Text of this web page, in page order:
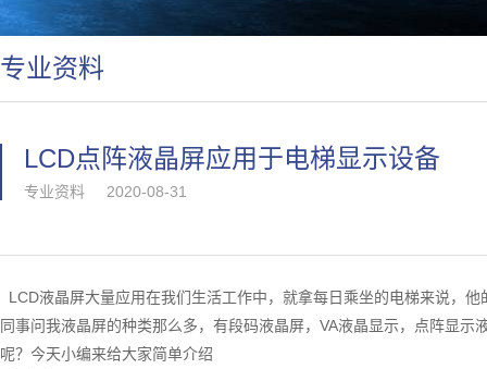
专业资料
LCD点阵液晶屏应用于电梯显示设备
专业资料 2020-08-31
LCD液晶屏大量应用在我们生活工作中，就拿每日乘坐的电梯来说，
同事问我液晶屏的种类那么多，有段码液晶屏，VA液晶显示，点阵显
呢？今天小编来给大家简单介绍